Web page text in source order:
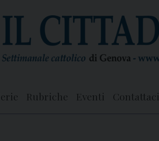
Rubriche Eventi Contattaci